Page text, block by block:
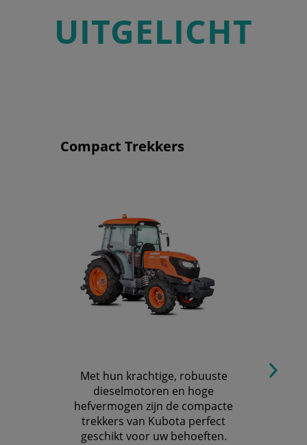
UITGELICHT
Compact Trekkers
Met hun krachtige, robuuste
dieselmotoren en hoge
hefvermogen zijn de compacte
trekkers van Kubota perfect
geschikt voor uw behoeften.